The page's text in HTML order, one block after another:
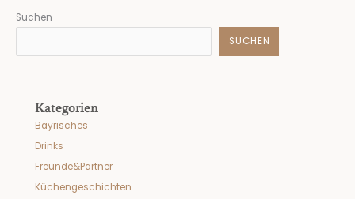
Suchen
SUCHEN
Kategorien
Bayrisches
Drinks
Freunde&Partner
Küchengeschichten